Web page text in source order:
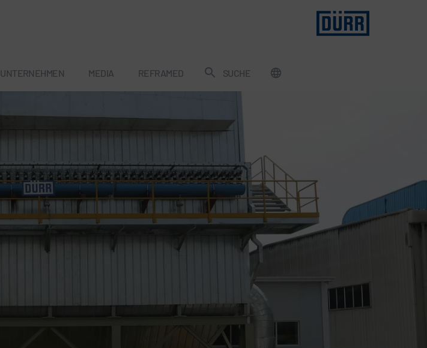
UNTERNEHMEN MEDIA REFRAMED SUCHE